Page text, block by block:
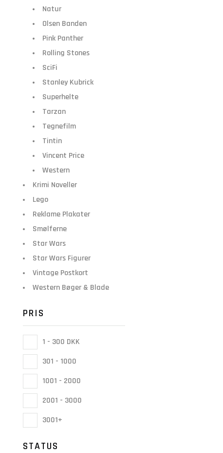
Natur
Olsen Banden
Pink Panther
Rolling Stones
SciFi
Stanley Kubrick
Superhelte
Tarzan
Tegnefilm
Tintin
Vincent Price
Western
Krimi Noveller
Lego
Reklame Plakater
Smølferne
Star Wars
Star Wars Figurer
Vintage Postkort
Western Bøger & Blade
PRIS
1 - 300 DKK
301 - 1000
1001 - 2000
2001 - 3000
3001+
STATUS